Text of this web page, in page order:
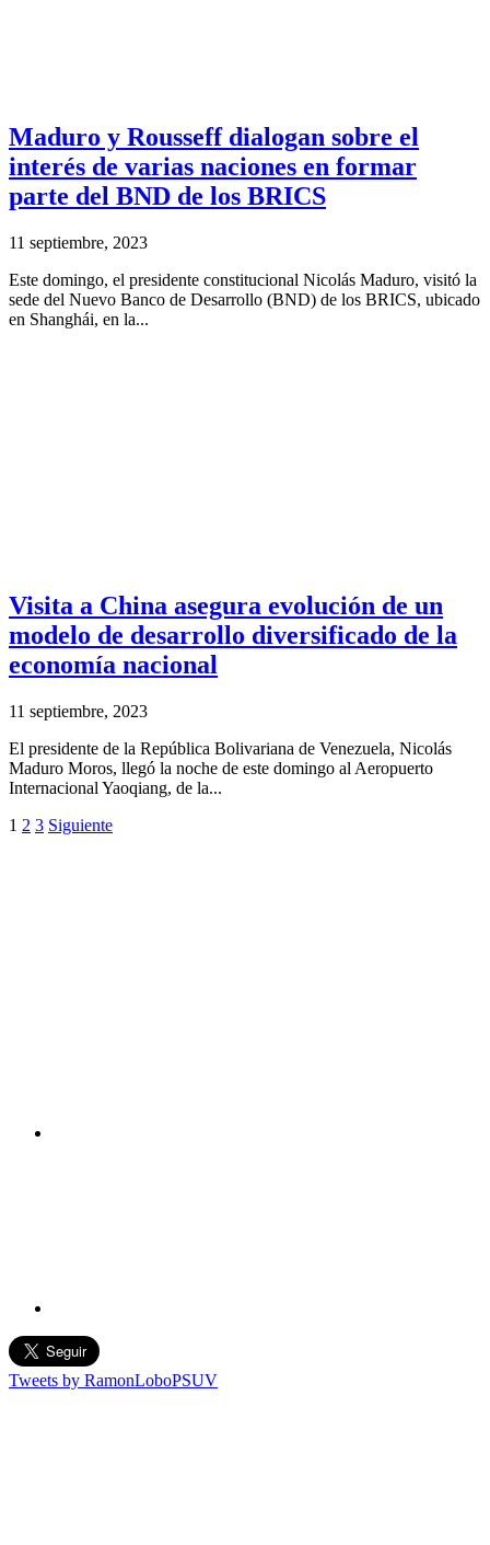
Maduro y Rousseff dialogan sobre el
interés de varias naciones en formar
parte del BND de los BRICS
11 septiembre, 2023
Este domingo, el presidente constitucional Nicolás Maduro, visitó la
sede del Nuevo Banco de Desarrollo (BND) de los BRICS, ubicado
en Shanghái, en la...
Visita a China asegura evolución de un
modelo de desarrollo diversificado de la
economía nacional
11 septiembre, 2023
El presidente de la República Bolivariana de Venezuela, Nicolás
Maduro Moros, llegó la noche de este domingo al Aeropuerto
Internacional Yaoqiang, de la...
1 2 3 Siguiente
Tweets by RamonLoboPSUV